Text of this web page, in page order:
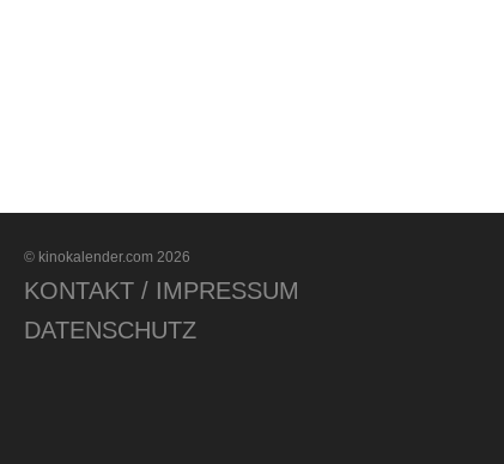
© kinokalender.com 2026
KONTAKT / IMPRESSUM
DATENSCHUTZ